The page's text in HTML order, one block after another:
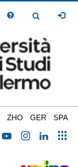
Toggle
ZHO GER SPA